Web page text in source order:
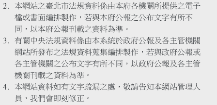
本網站之臺北市法規資料係由本府各機關所提供之電子
檔或書面編排製作，若與本府公報之公布文字有所不
同，以本府公報刊載之資料為準。
有關中央法規資料係由本系統於政府公報及各主管機關
網站所發布之法規資料蒐集編排製作，若與政府公報或
各主管機關之公布文字有所不同，以政府公報及各主管
機關刊載之資料為準。
本網站資料如有文字疏漏之處，敬請告知本網站管理人
員，我們會即刻修正。